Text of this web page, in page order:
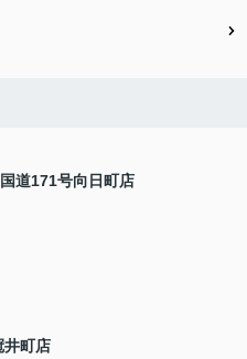
道171号向日町店
井町店